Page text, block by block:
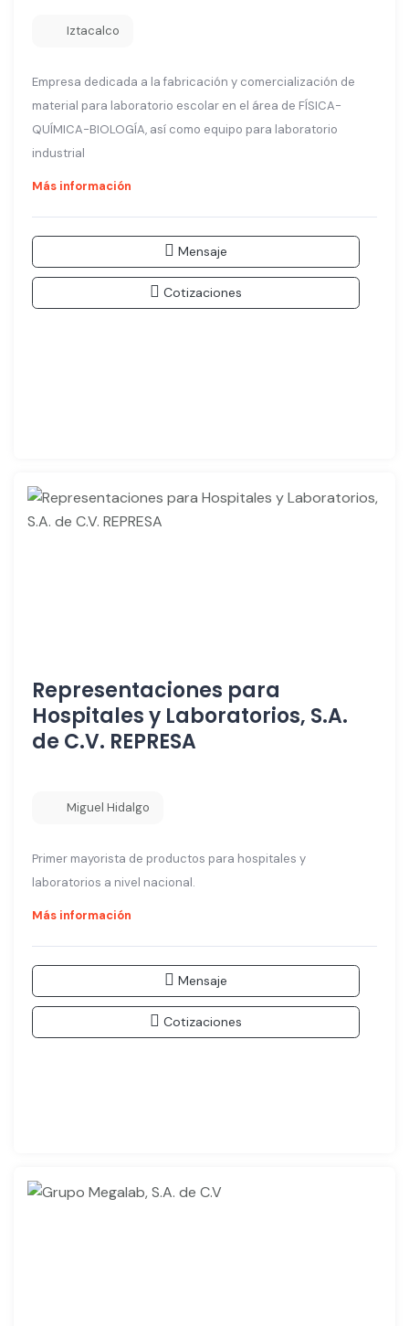
Iztacalco
Empresa dedicada a la fabricación y comercialización de
material para laboratorio escolar en el área de FÍSICA-
QUÍMICA-BIOLOGÍA, así como equipo para laboratorio
industrial
Más información
Mensaje
Cotizaciones
Representaciones para
Hospitales y Laboratorios, S.A.
de C.V. REPRESA
Miguel Hidalgo
Primer mayorista de productos para hospitales y
laboratorios a nivel nacional.
Más información
Mensaje
Cotizaciones